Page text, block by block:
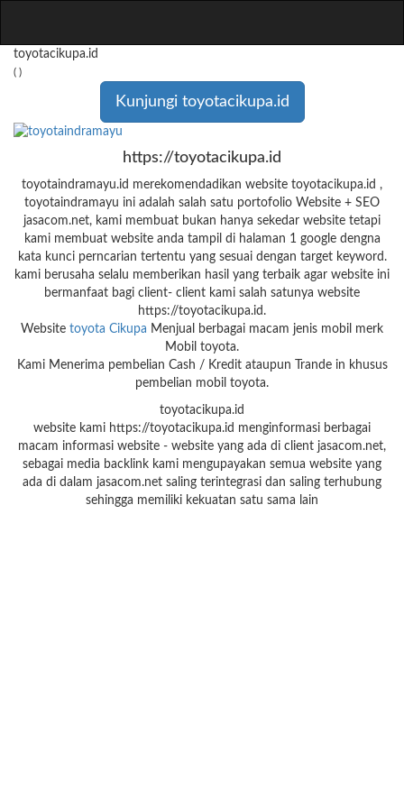
toyotacikupa.id
( )
Kunjungi toyotacikupa.id
https://toyotacikupa.id
toyotaindramayu.id merekomendadikan website toyotacikupa.id ,
toyotaindramayu ini adalah salah satu portofolio Website + SEO
jasacom.net, kami membuat bukan hanya sekedar website tetapi
kami membuat website anda tampil di halaman 1 google dengna
kata kunci perncarian tertentu yang sesuai dengan target keyword.
kami berusaha selalu memberikan hasil yang terbaik agar website ini
bermanfaat bagi client- client kami salah satunya website
https://toyotacikupa.id.
Website toyota Cikupa Menjual berbagai macam jenis mobil merk
Mobil toyota.
Kami Menerima pembelian Cash / Kredit ataupun Trande in khusus
pembelian mobil toyota.
toyotacikupa.id
website kami https://toyotacikupa.id menginformasi berbagai
macam informasi website - website yang ada di client jasacom.net,
sebagai media backlink kami mengupayakan semua website yang
ada di dalam jasacom.net saling terintegrasi dan saling terhubung
sehingga memiliki kekuatan satu sama lain